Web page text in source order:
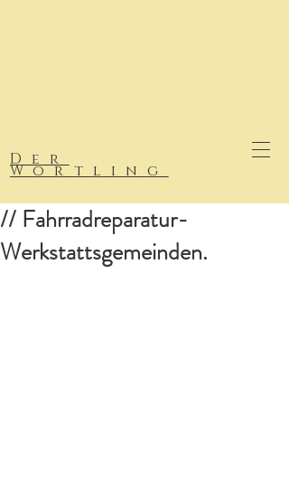
Der
Wortling
// Fahrradreparatur-
Werkstattsgemeinden.